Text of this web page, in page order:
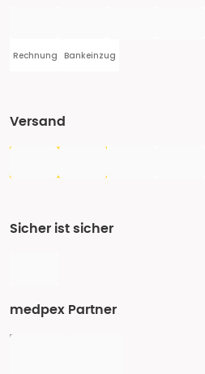
Rechnung Bankeinzug
Versand
Sicher ist sicher
medpex Partner